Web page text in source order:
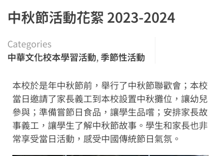
中秋節活動花絮 2023-2024
Categories
中華文化校本學習活動, 季節性活動
本校於是年中秋節前，舉行了中秋節聯歡會；本校
當日邀請了家長義工到本校設置中秋攤位，讓幼兒
參與；準備嘗節日食品，讓學生品嚐；安排家長故
事義工，讓學生了解中秋節故事。學生和家長也非
常享受當日活動，感受中國傳統節日氣氛。